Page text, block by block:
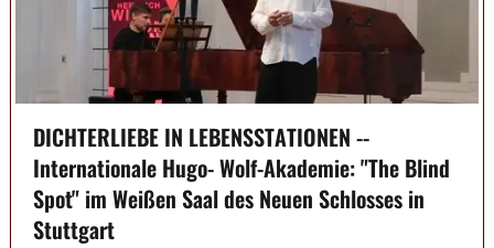
DICHTERLIEBE IN LEBENSSTATIONEN --
Internationale Hugo- Wolf-Akademie: "The Blind
Spot" im Weißen Saal des Neuen Schlosses in
Stuttgart